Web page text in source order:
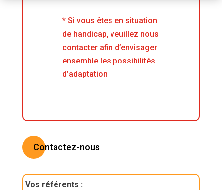
* Si vous êtes en situation
de handicap, veuillez nous
contacter afin d’envisager
ensemble les possibilités
d’adaptation
Contactez-nous
Vos référents :